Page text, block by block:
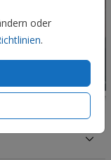
oder
.